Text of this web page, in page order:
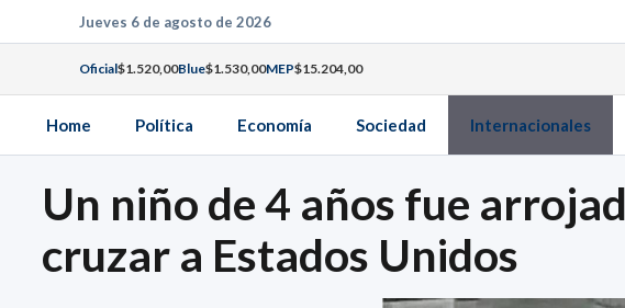
al
contenido
Jueves 6 de agosto de 2026
Oficial$1.520,00Blue$1.530,00MEP$15.204,00
Home Política Economía Sociedad Internacionales
Un niño de 4 años fue
cruzar a Estados Unidos